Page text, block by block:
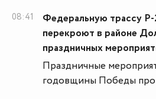
08:41
Федеральную трассу Р-
перекроют в районе
праздничных
Праздничные
годовщины Победы